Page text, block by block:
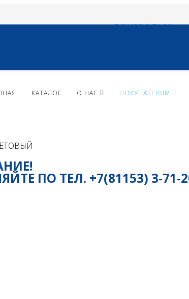
+ 7 (81153) 3-71-20
КАТАЛОГ О НАС ПОКУПАТЕЛЯМ
ПО ТЕЛ. +7(81153) 3-71-